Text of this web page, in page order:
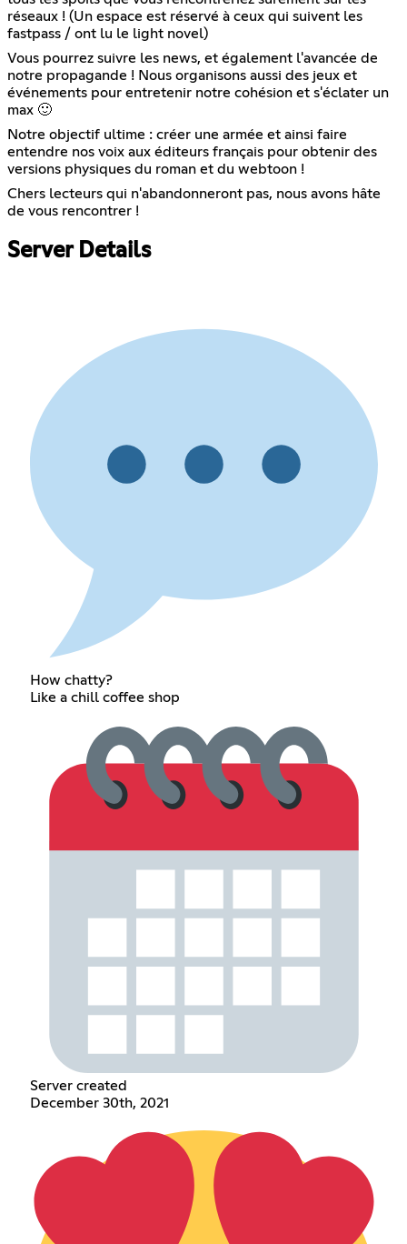
réseaux ! (Un espace est réservé à ceux qui suivent les
fastpass / ont lu le light novel)
Vous pourrez suivre les news, et également l'avancée de
notre propagande ! Nous organisons aussi des jeux et
événements pour entretenir notre cohésion et s'éclater un
max 🙂
Notre objectif ultime : créer une armée et ainsi faire
entendre nos voix aux éditeurs français pour obtenir des
versions physiques du roman et du webtoon !
Chers lecteurs qui n'abandonneront pas, nous avons hâte
de vous rencontrer !
Server Details
How chatty?
Like a chill coffee shop
Server created
December 30th, 2021